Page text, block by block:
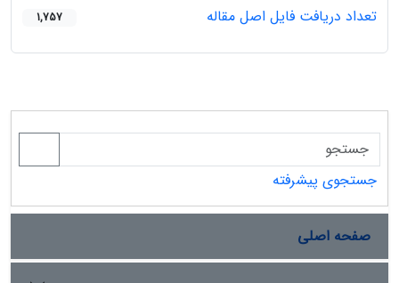
تعداد دریافت فایل اصل مقاله 1,757
جستجوی پیشرفته
صفحه اصلی